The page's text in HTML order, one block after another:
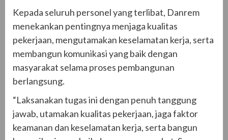
Kepada seluruh personel yang terlibat, Danrem
menekankan pentingnya menjaga kualitas
pekerjaan, mengutamakan keselamatan kerja, serta
membangun komunikasi yang baik dengan
masyarakat selama proses pembangunan
berlangsung.
“Laksanakan tugas ini dengan penuh tanggung
jawab, utamakan kualitas pekerjaan, jaga faktor
keamanan dan keselamatan kerja, serta bangun